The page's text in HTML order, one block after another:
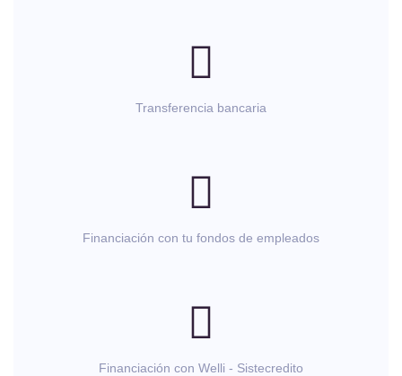
Transferencia bancaria
Financiación con tu fondos de empleados
Financiación con Welli - Sistecredito